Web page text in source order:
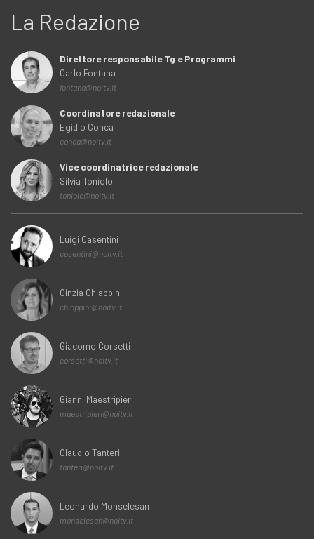
La Redazione
Direttore responsabile Tg e Programmi
Carlo Fontana
fontana@noitv.it
Coordinatore redazionale
Egidio Conca
conca@noitv.it
Vice coordinatrice redazionale
Silvia Toniolo
toniolo@noitv.it
Luigi Casentini
casentini@noitv.it
Cinzia Chiappini
chiappini@noitv.it
Giacomo Corsetti
corsetti@noitv.it
Gianni Maestripieri
maestripieri@noitv.it
Claudio Tanteri
tanteri@noitv.it
Leonardo Monselesan
monselesan@noitv.it